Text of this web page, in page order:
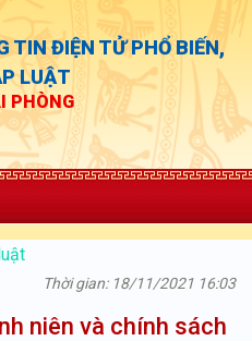
TIN ĐIỆN TỬ PHỔ BIẾN,
LUẬT
PHÒNG
Thời gian: 18/11/2021 16:03
niên và chính sách